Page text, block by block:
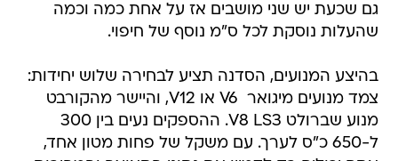
בהיצע המנועים, הסדנה תציע לבחירה שלוש יחידות:
מנוע שברולט V8 LS3. ההספקים נעים בין 300
ל-650 כ"ס לערך. עם משקל של פחות מטון אחד,
אתם יכולים רק לדמיין את נתוני התאוצה והמהירות,
כמו גם המחיר שאף אחד עוד לא מודע לו כרגע.